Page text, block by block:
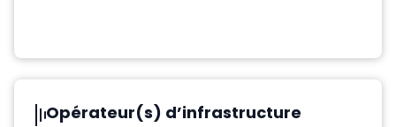
Opérateur(s) d’infrastructure